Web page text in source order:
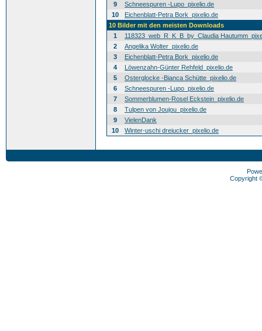
9
Schneespuren -Lupo_pixelio.de
10
Eichenblatt-Petra Bork_pixelio.de
10 Bilder mit den meisten Downloads
1
118323_web_R_K_B_by_Claudia
2
Angelika Wolter_pixelio.de
3
Eichenblatt-Petra Bork_pixelio.de
4
Löwenzahn-Günter Rehfeld_pixelio.de
5
Osterglocke -Bianca Schütte_pixelio.de
6
Schneespuren -Lupo_pixelio.de
7
Sommerblumen-Rosel Eckstein_pixelio.de
8
Tulpen von Joujou_pixelio.de
9
VielenDank
10
Winter-uschi dreiucker_pixelio.de
Copyright